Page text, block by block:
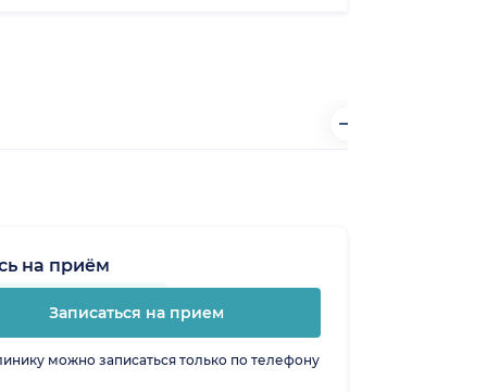
на приём
Записаться на прием
можно записаться только по телефону